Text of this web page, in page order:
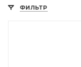
ФИЛЬТР